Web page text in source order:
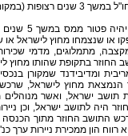
6) לאחר שחדל להיות תושב ישראל.
תושב
או שנצמחו מחוץ לישראל או
מתמלוגים, מדמי
החוזר בתקופת שהותו מחוץ
ומדיבידנד שמקורן
הנמצאת מחוץ לישראל,
תושב ישראל, ואשר
היה לתושב ישראל, וכן
התושב החוזר מתוך הכנסה
רווח הון ממכירת ניירות ערך